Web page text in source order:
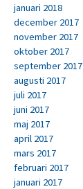
januari 2018
december 2017
november 2017
oktober 2017
september 2017
augusti 2017
juli 2017
juni 2017
maj 2017
april 2017
mars 2017
februari 2017
januari 2017